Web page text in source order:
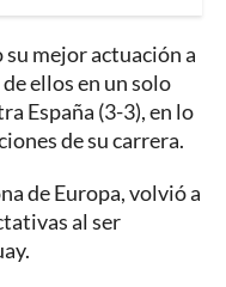
mejor actuación a
ellos en un solo
España (3-3), en lo
de su carrera.
de Europa, volvió a
al ser